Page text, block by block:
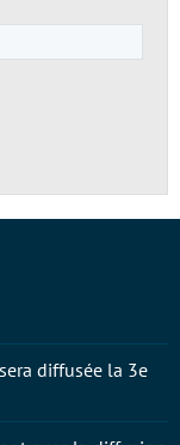
diffusée la 3e